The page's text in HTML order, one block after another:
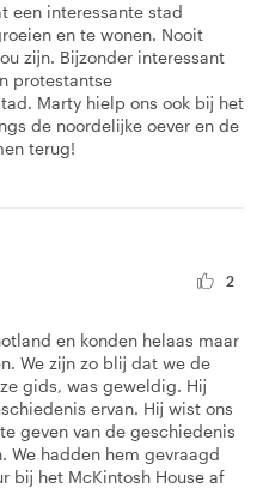
een interessante stad
en te wonen. Nooit
zijn. Bijzonder interessant
protestantse
Marty hielp ons ook bij het
de noordelijke oever en de
terug!
2
en konden helaas maar
We zijn zo blij dat we de
gids, was geweldig. Hij
ervan. Hij wist ons
geven van de geschiedenis
We hadden hem gevraagd
bij het McKintosh House af